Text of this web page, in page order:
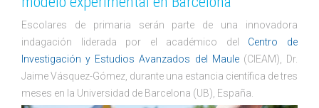
Escolares de primaria serán parte de una innovadora
indagación liderada por el académico del Centro de
Investigación y Estudios Avanzados del Maule(CIEAM), Dr.
Jaime Vásquez-Gómez, durante una estancia científica de tres
meses en la Universidad de Barcelona (UB), España.